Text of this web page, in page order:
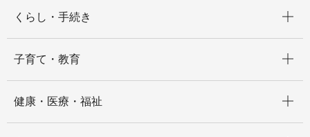
くらし・手続き
子育て・教育
健康・医療・福祉